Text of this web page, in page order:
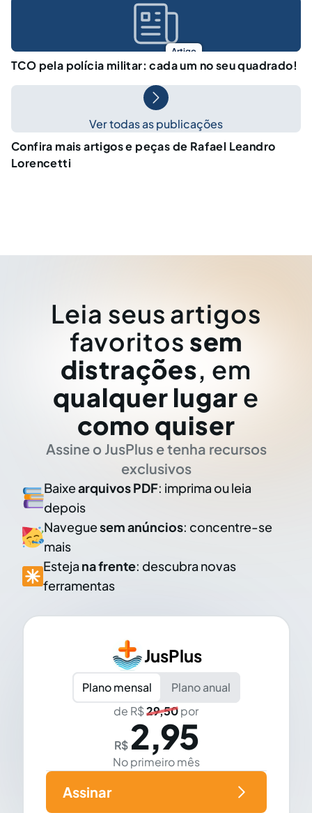
Artigo
TCO pela polícia militar: cada um no seu quadrado!
Ver todas as publicações
Confira mais artigos e peças de Rafael Leandro
Lorencetti
Leia seus artigos
favoritos sem
distrações, em
qualquer lugar e
como quiser
Assine o JusPlus e tenha recursos
exclusivos
Baixearquivos PDF: imprima ou leia
depois
Naveguesem anúncios: concentre-se
mais
Esteja na frente: descubra novas
ferramentas
JusPlus
Plano mensal
Plano anual
de R$29,50por
R$ 2,95
No primeiro mês
Assinar